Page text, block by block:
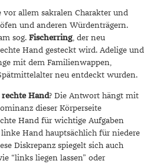
vor allem sakralen Charakter und
und anderen Würdenträgern.
sog. Fischerring, der neu
Hand gesteckt wird. Adelige und
mit dem Familienwappen,
neu entdeckt wurden.
rechte Hand? Die Antwort hängt mit
dieser Körperseite
Hand für wichtige Aufgaben
Hand hauptsächlich für niedere
Diskrepanz spiegelt sich auch
“links liegen lassen” oder